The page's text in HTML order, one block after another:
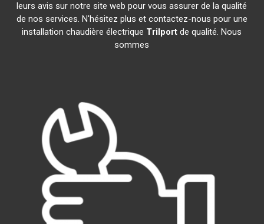
leurs avis sur notre site web pour vous assurer de la qualité
de nos services. N'hésitez plus et contactez-nous pour une
installation chaudière électrique Trilport de qualité. Nous
sommes